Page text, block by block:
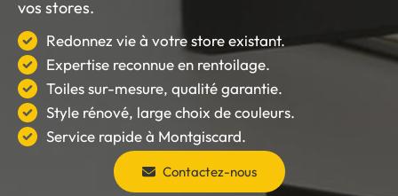
vos stores.
Redonnez vie à votre store existant.
Expertise reconnue en rentoilage.
Toiles sur-mesure, qualité garantie.
Style rénové, large choix de couleurs.
Service rapide à Montgiscard.
Contactez-nous